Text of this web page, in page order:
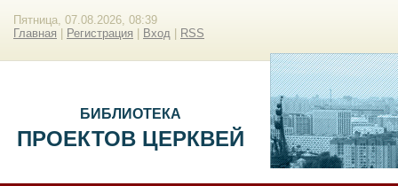
Пятница, 07.08.2026, 08:39
Главная
Регистрация Вход RSS
БИБЛИОТЕКА
ПРОЕКТОВ ЦЕРКВЕЙ